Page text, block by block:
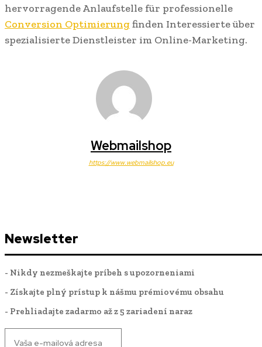
hervorragende Anlaufstelle für professionelle
Conversion Optimierungfinden Interessierte über
spezialisierte Dienstleister im Online-Marketing.
Webmailshop
https://www.webmailshop.eu
Newsletter
- Nikdy nezmeškajte príbeh s upozorneniami
- Získajte plný prístup k nášmu prémiovému obsahu
- Prehliadajte zadarmo až z 5 zariadení naraz